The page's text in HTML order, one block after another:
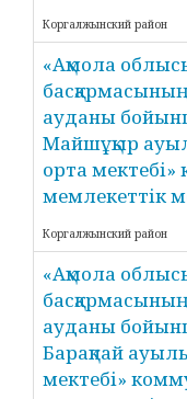
Коргалжынский район
«Ақмола
ауданы
Майшұқыр
орта
мемлекеттік
Коргалжынский район
«Ақмола
ауданы
Барақпай
мектебі»